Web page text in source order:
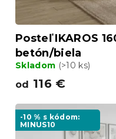
Posteľ IKAROS
betón/biela
Skladom (>10 ks)
od 116 €
-10 % s kódom:
MINUS10